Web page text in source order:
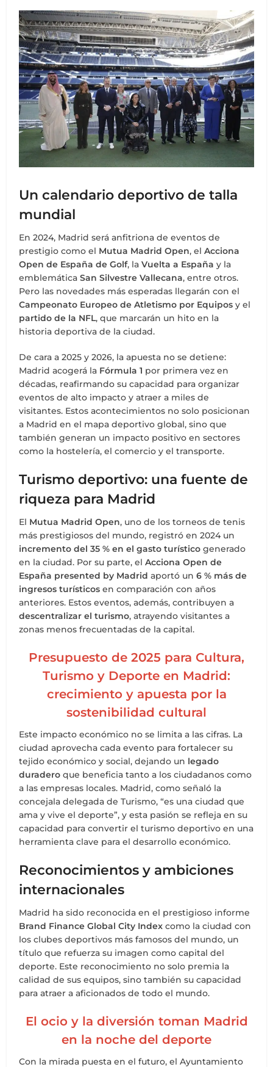
Un calendario deportivo de talla
mundial
En 2024, Madrid será anfitriona de eventos de
prestigio como el Mutua Madrid Open, elAcciona
Open de España de Golf, laVuelta a España y la
emblemáticaSan Silvestre Vallecana, entre otros.
Pero las novedades más esperadas llegarán con el
Campeonato Europeo de Atletismo por Equipos y el
partido de la NFL, que marcarán un hito en la
historia deportiva de la ciudad.
De cara a 2025 y 2026, la apuesta no se detiene:
Madrid acogerá la Fórmula 1 por primera vez en
décadas, reafirmando su capacidad para organizar
eventos de alto impacto y atraer a miles de
visitantes. Estos acontecimientos no solo posicionan
a Madrid en el mapa deportivo global, sino que
también generan un impacto positivo en sectores
como la hostelería, el comercio y el transporte.
Turismo deportivo: una fuente de
riqueza para Madrid
El Mutua Madrid Open, uno de los torneos de tenis
más prestigiosos del mundo, registró en 2024 un
incremento del 35 % en el gasto turístico generado
en la ciudad. Por su parte, elAcciona Open de
España presented by Madrid aportó un6 % más de
ingresos turísticos en comparación con años
anteriores. Estos eventos, además, contribuyen a
descentralizar el turismo, atrayendo visitantes a
zonas menos frecuentadas de la capital.
Presupuesto de 2025 para Cultura,
Turismo y Deporte en Madrid:
crecimiento y apuesta por la
sostenibilidad cultural
Este impacto económico no se limita a las cifras. La
ciudad aprovecha cada evento para fortalecer su
tejido económico y social, dejando un legado
duradero que beneficia tanto a los ciudadanos como
a las empresas locales. Madrid, como señaló la
concejala delegada de Turismo, “es una ciudad que
ama y vive el deporte”, y esta pasión se refleja en su
capacidad para convertir el turismo deportivo en una
herramienta clave para el desarrollo económico.
Reconocimientos y ambiciones
internacionales
Madrid ha sido reconocida en el prestigioso informe
Brand Finance Global City Index como la ciudad con
los clubes deportivos más famosos del mundo, un
título que refuerza su imagen como capital del
deporte. Este reconocimiento no solo premia la
calidad de sus equipos, sino también su capacidad
para atraer a aficionados de todo el mundo.
El ocio y la diversión toman Madrid
en la noche del deporte
Con la mirada puesta en el futuro, el Ayuntamiento